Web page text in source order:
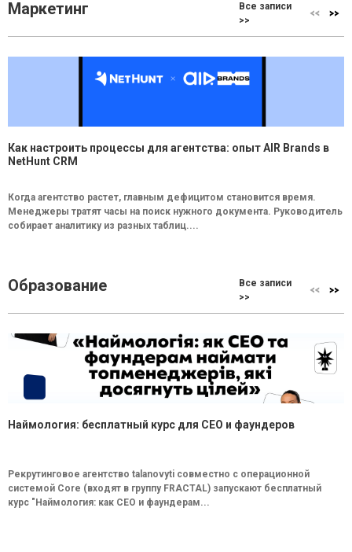
Маркетинг
Все записи
>>
Как настроить процессы для агентства: опыт AIR Brands в
NetHunt CRM
Когда агентство растет, главным дефицитом становится время.
Менеджеры тратят часы на поиск нужного документа. Руководитель
собирает аналитику из разных таблиц....
Образование
Все записи
>>
Наймология: бесплатный курс для CEO и фаундеров
Рекрутинговое агентство talanovyti совместно с операционной
системой Core (входят в группу FRACTAL) запускают бесплатный
курс "Наймология: как СEO и фаундерам...